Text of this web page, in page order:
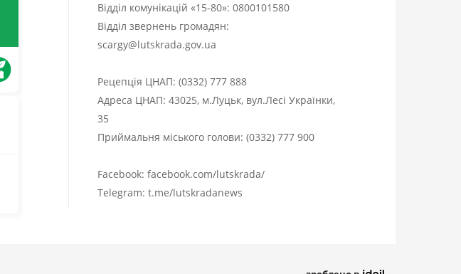
Відділ комунікацій «15-80»: 0800101580
Відділ звернень громадян:
scargy@lutskrada.gov.ua
Рецепція ЦНАП: (0332) 777 888
Адреса ЦНАП: 43025, м.Луцьк, вул.Лесі Українки,
35
Приймальня міського голови: (0332) 777 900
Facebook: facebook.com/lutskrada/
Telegram: t.me/lutskradanews